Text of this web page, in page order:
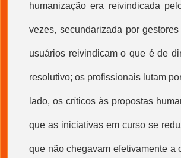
humanização era reivindicada
vezes, secundarizada por
usuários reivindicam o que é de
resolutivo; os profissionais lutam
lado, os críticos às propostas
que as iniciativas em curso se
que não chegavam efetivamente a